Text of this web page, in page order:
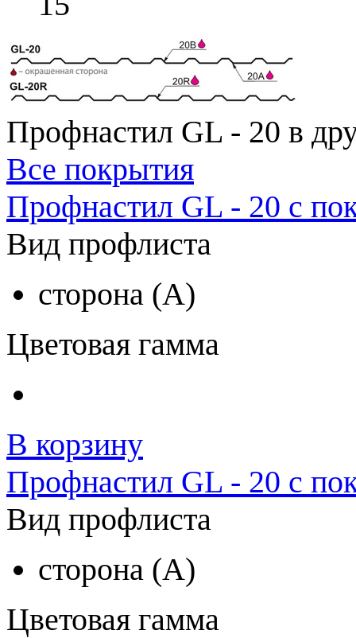
Профнастил GL - 20 в
Все покрытия
Профнастил GL - 20 с
Вид профлиста
сторона (A)
Цветовая гамма
В корзину
Профнастил GL - 20 с
Вид профлиста
сторона (A)
Цветовая гамма